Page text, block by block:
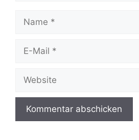
Mail